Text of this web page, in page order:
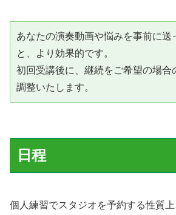
あなたの演奏動画や悩みを事前に送
と、より効果的です。
初回受講後に、継続をご希望の場合
調整いたします。
日程
個人練習でスタジオを予約する性質